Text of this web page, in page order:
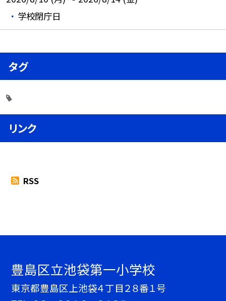
学校閉庁日
タグ
リンク
RSS
豊島区立池袋第一小学校
東京都豊島区上池袋４丁目２８番１号